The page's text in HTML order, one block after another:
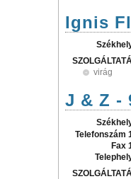
Ignis
virág
J & Z -
Telefonszám
Fax